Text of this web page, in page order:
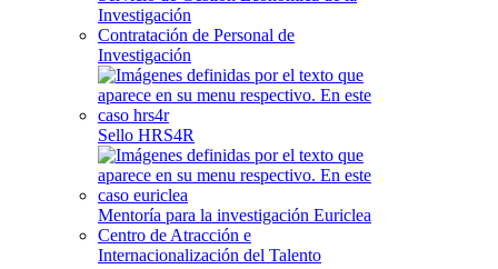
Investigación
Contratación de Personal de
Investigación
Sello HRS4R
Mentoría para la investigación Euriclea
Centro de Atracción e
Internacionalización del Talento